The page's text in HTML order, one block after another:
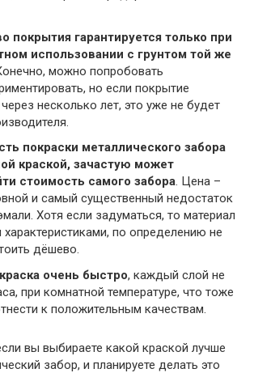
покрытия гарантируется только при
использовании с грунтом той же
можно попробовать
но если покрытие
несколько лет, это уже не будет
покраски металлического забора
краской, зачастую может
стоимость самого забора. Цена –
и самый существенный недостаток
Хотя если задуматься, то материал
характеристиками, по определению не
дёшево.
очень быстро, каждый слой не
при комнатной температуре, что тоже
к положительным качествам.
вы выбираете какой краской лучше
забор, и планируете делать это